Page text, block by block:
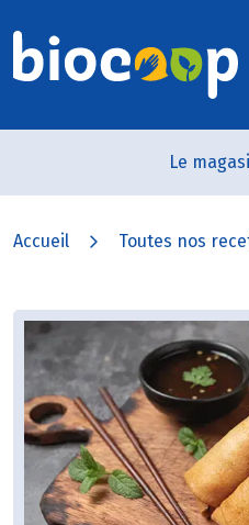
Le
Accueil Toutes nos